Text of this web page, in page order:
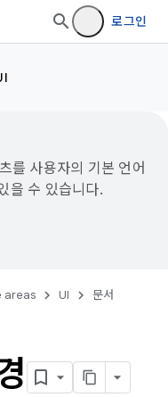
로그인
를 사용자의 기본 언어
을 수 있습니다.
areas UI 문서